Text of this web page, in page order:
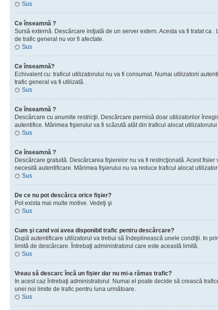
Sus
Ce înseamnă ?
Sursă externă. Descărcare iniţiată de un server extern. Acesta va fi tratat ca
de trafic general nu vor fi afectate.
Sus
Ce înseamnă?
Echivalent cu: traficul utilizatorului nu va fi consumat. Numai utilizatorii
trafic general va fi utilizată.
Sus
Ce înseamnă ?
Descărcare cu anumite restricţii. Descărcare permisă doar utilizatorilor
autentifice. Mărimea fişierului va fi scăzută atât din traficul alocat
Sus
Ce înseamnă ?
Descărcare gratuită. Descărcarea fişierelor nu va fi restricţionată. Acest
necesită autentificare. Mărimea fişierului nu va reduce traficul alocat
Sus
De ce nu pot descărca orice fişier?
Pot exista mai multe motive. Vedeţi şi
Sus
Cum şi cand voi avea disponibil trafic pentru descărcare?
După autentificare utilizatorul va trebui să îndeplinească unele condiţii. In
limită de descărcare. Întrebaţi administratorul care este această limită.
Sus
Vreau să descarc încă un fişier dar nu mi-a rămas trafic?
In acest caz întrebaţi administratorul. Numai el poate decide să crească
unei noi limite de trafic pentru luna următoare.
Sus